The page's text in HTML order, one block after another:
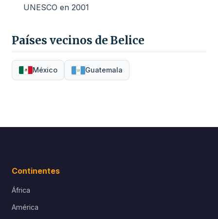
UNESCO en 2001
Países vecinos de Belice
México Guatemala
Continentes
África
América